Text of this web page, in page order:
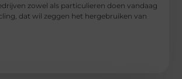
zowel als particulieren doen vandaag
dat wil zeggen het hergebruiken van